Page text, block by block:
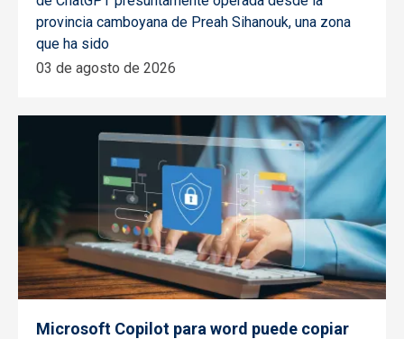
provincia camboyana de Preah Sihanouk, una zona
que ha sido
03 de agosto de 2026
Microsoft Copilot para word puede copiar